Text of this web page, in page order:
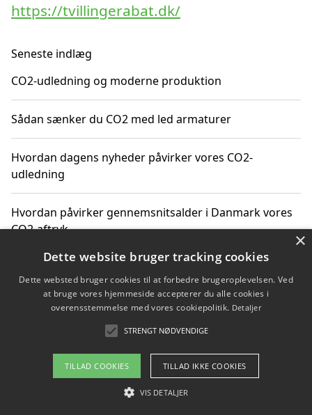
https://tvillingerabat.dk/
Seneste indlæg
CO2-udledning og moderne produktion
Sådan sænker du CO2 med led armaturer
Hvordan dagens nyheder påvirker vores CO2-
udledning
Hvordan påvirker gennemsnitsalder i Danmark vores
CO2-aftryk
Hvordan nyheder om CO2-udledning påvirker vores
hverdag
Om / kontakt
Blog Betingelser
×
Dette website bruger tracking cookies
Dette websted bruger cookies til at forbedre brugeroplevelsen. Ved
at bruge vores hjemmeside accepterer du alle cookies i
overensstemmelse med vores cookiepolitik. Detaljer
STRENGT NØDVENDIGE
TILLAD COOKIES TILLAD IKKE COOKIES
VIS DETALJER